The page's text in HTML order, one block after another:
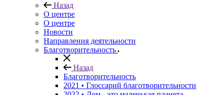
Назад
О центре
О центре
Новости
Направления деятельности
Благотворительность
Назад
Благотворительность
2021 • Глоссарий благотворительности